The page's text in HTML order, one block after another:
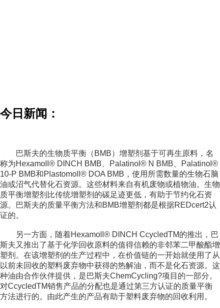
今日新闻：
巴斯夫的生物质平衡（BMB）增塑剂基于可再生原料，名
称为Hexamoll® DINCH BMB、Palatinol® N BMB、Palatinol®
10-P BMB和Plastomoll® DOA BMB，使用所需数量的生物石脑
油或沼气代替化石资源。这些材料来自有机废物或植物油。生物
质平衡增塑剂比传统增塑剂的碳足迹更低，有助于节约化石资
源。巴斯夫的质量平衡方法和BMB增塑剂都是根据REDcert2认
证的。
另一方面，随着Hexamoll® DINCH CcycledTM的推出，巴
斯夫又推出了基于化学回收原料的值得信赖的非邻苯二甲酸酯增
塑剂。在该增塑剂的生产过程中，在价值链的一开始就使用了从
以前未回收的塑料废弃物中获得的热解油，而不是化石资源。这
种油由合作伙伴提供，是巴斯夫ChemCycling?项目的一部分。
对CcycledTM销售产品的分配也是通过第三方认证的质量平衡
方法进行的。由此产生的产品有助于塑料废弃物的回收利用。